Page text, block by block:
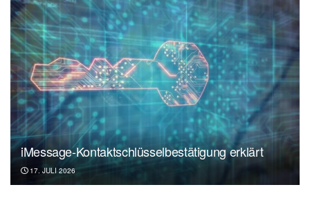
iMessage-Kontaktschlüsselbestätigung erklärt
17. JULI 2026